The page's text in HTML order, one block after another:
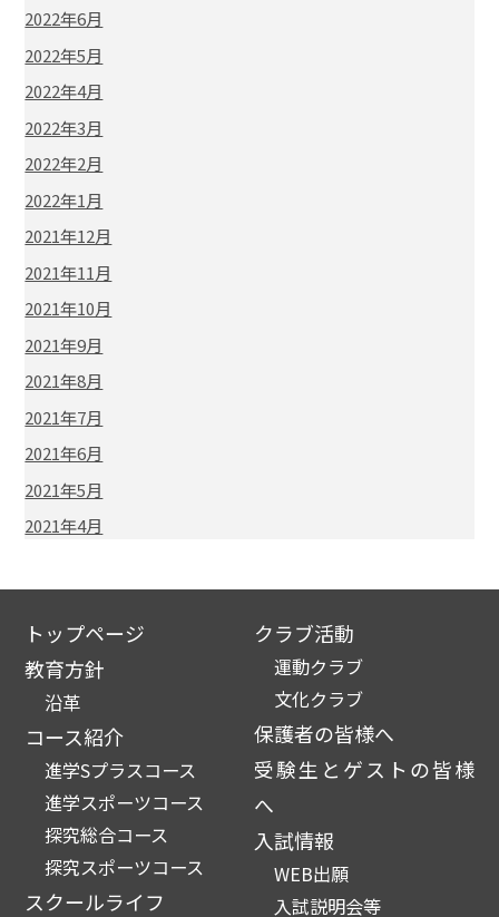
2022年6月
2022年5月
2022年4月
2022年3月
2022年2月
2022年1月
2021年12月
2021年11月
2021年10月
2021年9月
2021年8月
2021年7月
2021年6月
2021年5月
2021年4月
トップページ
教育方針
沿革
コース紹介
進学Sプラスコース
進学スポーツコース
探究総合コース
探究スポーツコース
スクールライフ
クラブ活動
運動クラブ
文化クラブ
保護者の皆様へ
受験生とゲストの皆様
へ
入試情報
WEB出願
入試説明会等